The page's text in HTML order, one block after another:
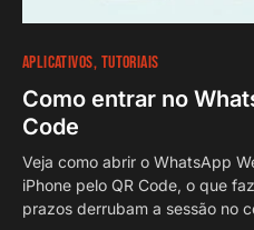
APLICATIVOS TUTORIAIS
Como entrar no
Code
Veja como abrir o WhatsApp
iPhone pelo QR Code, o que
prazos derrubam a sessão no